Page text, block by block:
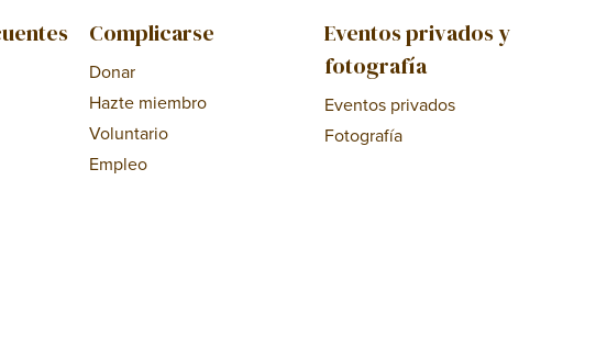
Complicarse
Donar
Hazte miembro
Voluntario
Empleo
Eventos privados y
fotografía
Eventos privados
Fotografía